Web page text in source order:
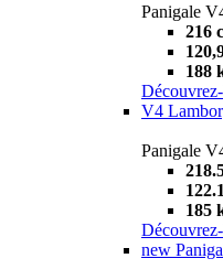
Panigale
216
188
V4
Panigale
185
new